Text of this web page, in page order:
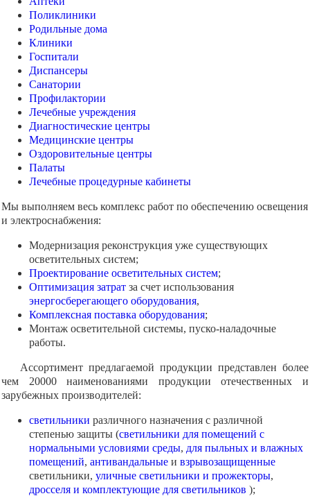
Поликлиники
Родильные дома
Клиники
Госпитали
Диспансеры
Санатории
Профилактории
Лечебные учреждения
Диагностические центры
Медицинские центры
Оздоровительные центры
Палаты
Лечебные процедурные кабинеты
Мы выполняем весь комплекс работ по обеспечению освещения
и электроснабжения:
Модернизация реконструкция уже существующих
осветительных систем;
Проектирование осветительных систем;
Оптимизация затрат за счет использования
энергосберегающего оборудования,
Комплексная поставка оборудования;
Монтаж осветительной системы, пуско-наладочные
работы.
Ассортимент предлагаемой продукции представлен более
чем 20000 наименованиями продукции отечественных и
зарубежных производителей:
светильники различного назначения с различной
степенью защиты (светильники для помещений с
нормальными условиями среды, для пыльных и влажных
помещений, антивандальные и взрывозащищенные
светильники, уличные светильники и прожекторы,
дросселя и комплектующие для светильников );